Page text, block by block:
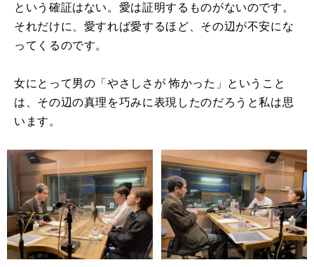
という確証はない。愛は証明するものがないのです。
それだけに、愛すれば愛するほど、その辺が不安にな
ってくるのです。
女にとって男の「やさしさが 怖かった」ということ
は、その辺の真理を巧みに表現したのだろうと私は思
います。